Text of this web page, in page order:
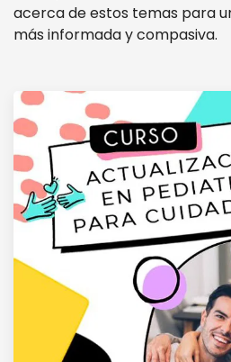
acerca de estos temas para
más informada y compasiva.